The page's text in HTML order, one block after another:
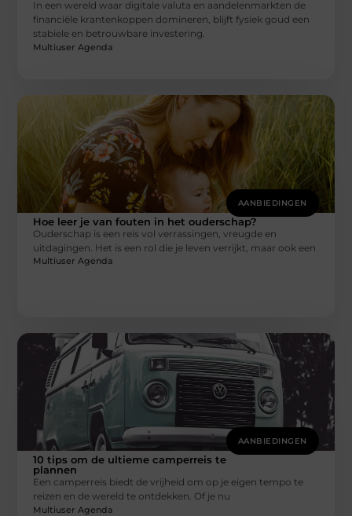
In een wereld waar digitale valuta en aandelenmarkten de
financiële krantenkoppen domineren, blijft fysiek goud een
stabiele en betrouwbare investering.
Multiuser Agenda
AANBIEDINGEN
Hoe leer je van fouten in het ouderschap?
Ouderschap is een reis vol verrassingen, vreugde en
uitdagingen. Het is een rol die je leven verrijkt, maar ook een
Multiuser Agenda
AANBIEDINGEN
10 tips om de ultieme camperreis te
plannen
Een camperreis biedt de vrijheid om op je eigen tempo te
reizen en de wereld te ontdekken. Of je nu
Multiuser Agenda